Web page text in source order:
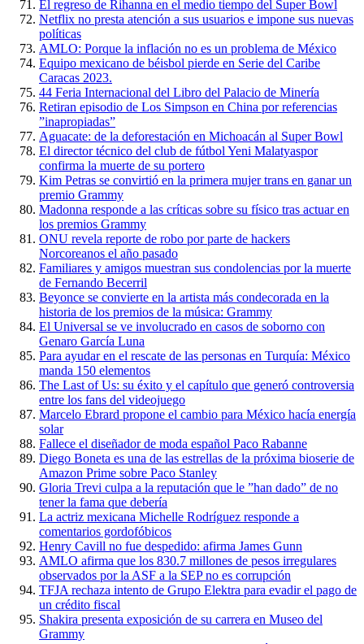
El regreso de Rihanna en el medio tiempo del Super Bowl
Netflix no presta atención a sus usuarios e impone sus nuevas
políticas
AMLO: Porque la inflación no es un problema de México
Equipo mexicano de béisbol pierde en Serie del Caribe
Caracas 2023.
44 Feria Internacional del Libro del Palacio de Minería
Retiran episodio de Los Simpson en China por referencias
”inapropiadas”
Aguacate: de la deforestación en Michoacán al Super Bowl
El director técnico del club de fútbol Yeni Malatyaspor
confirma la muerte de su portero
Kim Petras se convirtió en la primera mujer trans en ganar un
premio Grammy
Madonna responde a las críticas sobre su físico tras actuar en
los premios Grammy
ONU revela reporte de robo por parte de hackers
Norcoreanos el año pasado
Familiares y amigos muestran sus condolencias por la muerte
de Fernando Becerril
Beyonce se convierte en la artista más condecorada en la
historia de los premios de la música: Grammy
El Universal se ve involucrado en casos de soborno con
Genaro García Luna
Para ayudar en el rescate de las personas en Turquía: México
manda 150 elementos
The Last of Us: su éxito y el capítulo que generó controversia
entre los fans del videojuego
Marcelo Ebrard propone el cambio para México hacía energía
solar
Fallece el diseñador de moda español Paco Rabanne
Diego Boneta es una de las estrellas de la próxima bioserie de
Amazon Prime sobre Paco Stanley
Gloria Trevi culpa a la reputación que le ”han dado” de no
tener la fama que debería
La actriz mexicana Michelle Rodríguez responde a
comentarios gordofóbicos
Henry Cavill no fue despedido: afirma James Gunn
AMLO afirma que los 830.7 millones de pesos irregulares
observados por la ASF a la SEP no es corrupción
TFJA rechaza intento de Grupo Elektra para evadir el pago de
un crédito fiscal
Shakira presenta exposición de su carrera en Museo del
Grammy